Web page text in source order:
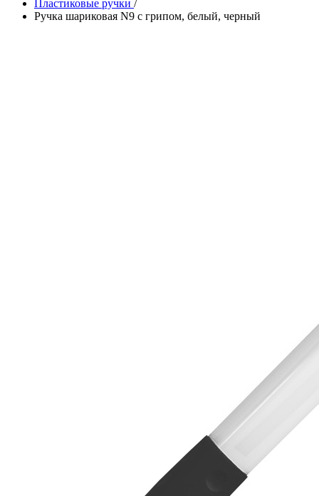
Пластиковые ручки /
Ручка шариковая N9 с грипом, белый, черный